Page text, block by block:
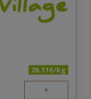
26.11€/kg
+